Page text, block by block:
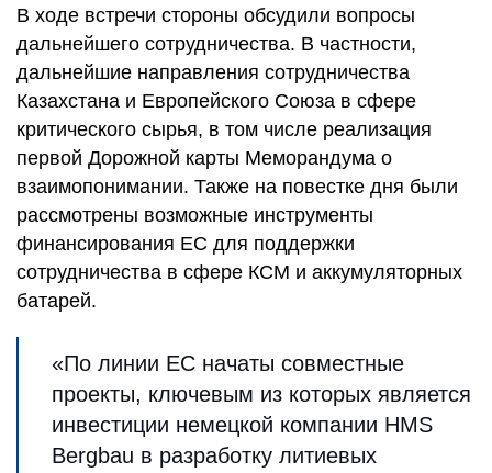
В ходе встречи стороны обсудили вопросы
дальнейшего сотрудничества. В частности,
дальнейшие направления сотрудничества
Казахстана и Европейского Союза в сфере
критического сырья, в том числе реализация
первой Дорожной карты Меморандума о
взаимопонимании. Также на повестке дня были
рассмотрены возможные инструменты
финансирования ЕС для поддержки
сотрудничества в сфере КСМ и аккумуляторных
батарей.
«По линии ЕС начаты совместные
проекты, ключевым из которых является
инвестиции немецкой компании HMS
Bergbau в разработку литиевых